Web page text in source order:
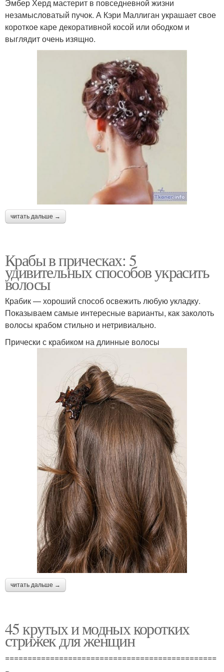
Эмбер Херд мастерит в повседневной жизни
незамысловатый пучок. А Кэри Маллиган украшает свое
короткое каре декоративной косой или ободком и
выглядит очень изящно.
читать дальше →
Крабы в прическах: 5
удивительных способов украсить
волосы
Крабик — хороший способ освежить любую укладку.
Показываем самые интересные варианты, как заколоть
волосы крабом стильно и нетривиально.
Прически с крабиком на длинные волосы
читать дальше →
45 крутых и модных коротких
стрижек для женщин
===============================================